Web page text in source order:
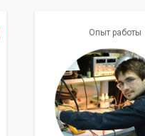
Опыт работы